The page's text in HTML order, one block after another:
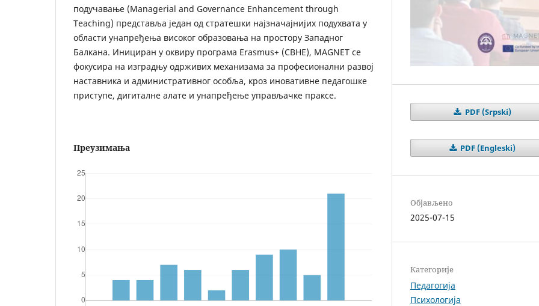
подучавање (Managerial and Governance Enhancement through
Teaching) представља један од стратешки најзначајнијих подухвата у
области унапређења високог образовања на простору Западног
Балкана. Инициран у оквиру програма Erasmus+ (CBHE), MAGNET се
фокусира на изградњу одрживих механизама за професионални развој
наставника и административног особља, кроз иновативне педагошке
приступе, дигиталне алате и унапређење управљачке праксе.
Преузимања
PDF (Srpski)
PDF (Engleski)
Објављено
2025-07-15
Категорије
Педагогија
Психологија